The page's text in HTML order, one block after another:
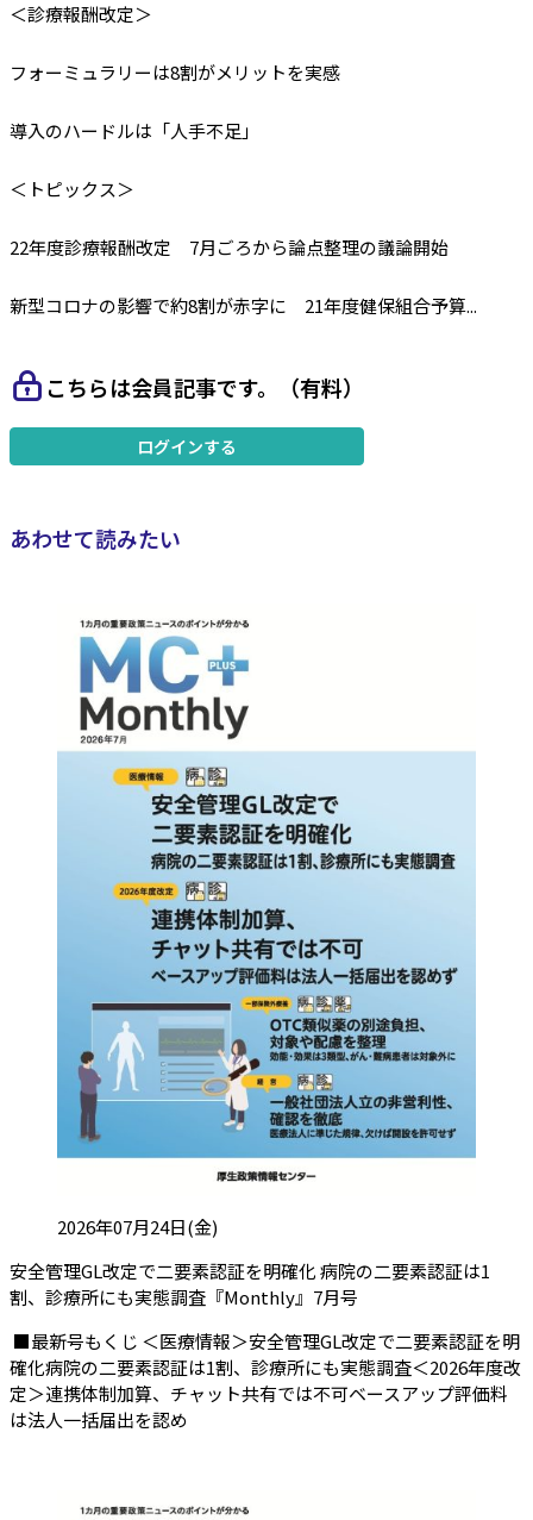
＜診療報酬改定＞
フォーミュラリーは8割がメリットを実感
導入のハードルは「人手不足」
＜トピックス＞
22年度診療報酬改定 7月ごろから論点整理の議論開始
新型コロナの影響で約8割が赤字に 21年度健保組合予算...
こちらは会員記事です。（有料）
ログインする
あわせて読みたい
投稿日:2026年07月24日(金)
安全管理GL改定で二要素認証を明確化 病院の二要素認証は1
割、診療所にも実態調査『Monthly』7月号
■最新号もくじ ＜医療情報＞安全管理GL改定で二要素認証を明
確化病院の二要素認証は1割、診療所にも実態調査＜2026年度改
定＞連携体制加算、チャット共有では不可ベースアップ評価料
は法人一括届出を認め